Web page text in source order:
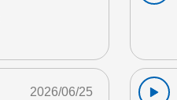
2026/06/25